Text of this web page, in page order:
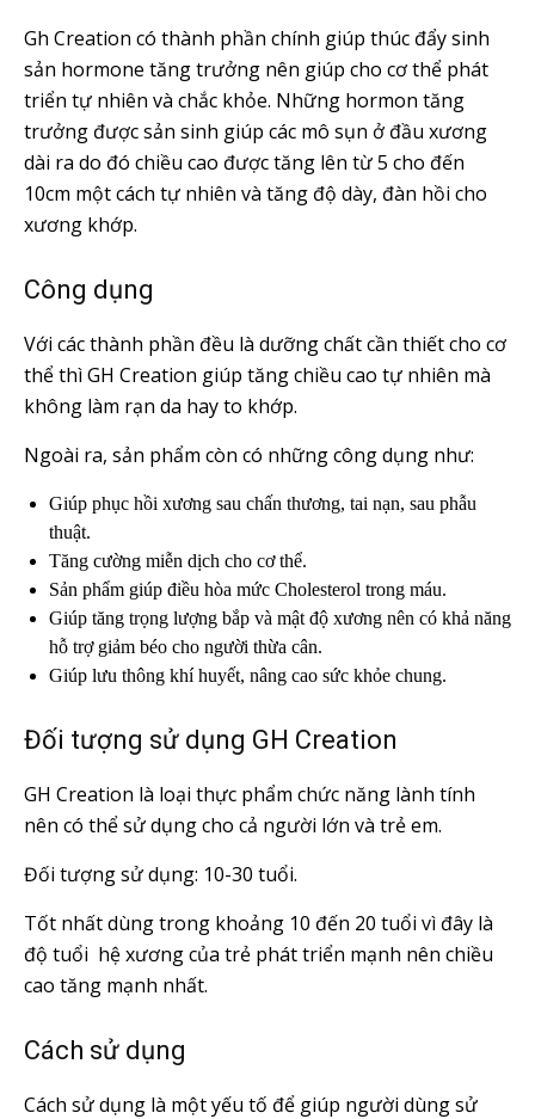
Gh Creation có thành phần chính giúp thúc đẩy sinh
sản hormone tăng trưởng nên giúp cho cơ thể phát
triển tự nhiên và chắc khỏe. Những hormon tăng
trưởng được sản sinh giúp các mô sụn ở đầu xương
dài ra do đó chiều cao được tăng lên từ 5 cho đến
10cm một cách tự nhiên và tăng độ dày, đàn hồi cho
xương khớp.
Công dụng
Với các thành phần đều là dưỡng chất cần thiết cho cơ
thể thì GH Creation giúp tăng chiều cao tự nhiên mà
không làm rạn da hay to khớp.
Ngoài ra, sản phẩm còn có những công dụng như:
Giúp phục hồi xương sau chấn thương, tai nạn, sau phẫu
thuật.
Tăng cường miễn dịch cho cơ thể.
Sản phẩm giúp điều hòa mức Cholesterol trong máu.
Giúp tăng trọng lượng bắp và mật độ xương nên có khả năng
hỗ trợ giảm béo cho người thừa cân.
Giúp lưu thông khí huyết, nâng cao sức khỏe chung.
Đối tượng sử dụng GH Creation
GH Creation là loại thực phẩm chức năng lành tính
nên có thể sử dụng cho cả người lớn và trẻ em.
Đối tượng sử dụng: 10-30 tuổi.
Tốt nhất dùng trong khoảng 10 đến 20 tuổi vì đây là
độ tuổi hệ xương của trẻ phát triển mạnh nên chiều
cao tăng mạnh nhất.
Cách sử dụng
Cách sử dụng là một yếu tố để giúp người dùng sử